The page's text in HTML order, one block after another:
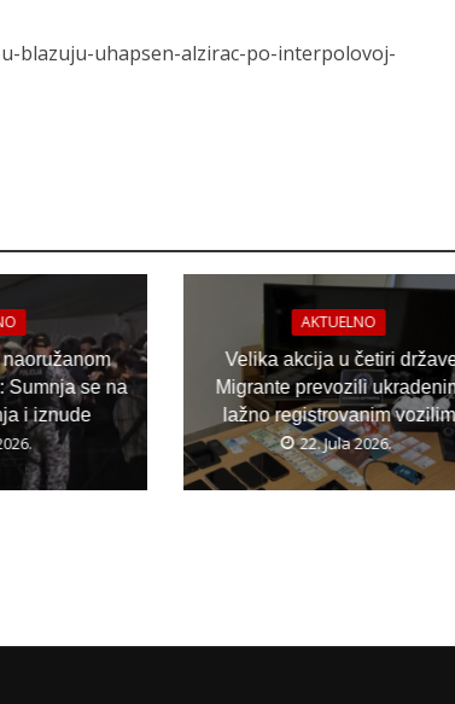
blazuju-uhapsen-alzirac-po-interpolovoj-
Sumnja se na
i iznude
AKTUELNO
Velika akcija u četiri
Migrante prevozili
lažno registrovanim
22. Jula 2026.